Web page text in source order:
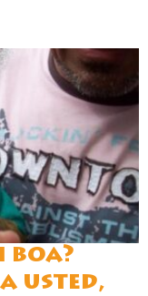
boa?
usted,